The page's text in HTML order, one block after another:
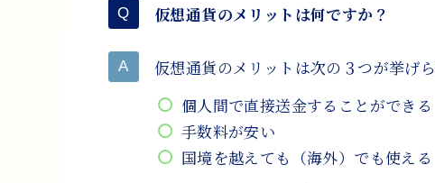
仮想通貨のメリットは何ですか？
仮想通貨のメリットは次の３つが挙げら
個人間で直接送金することができる
手数料が安い
国境を越えても（海外）でも使える